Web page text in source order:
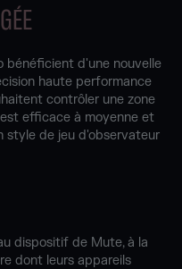
bénéficient d'une nouvelle
haute performance
contrôler une zone
efficace à moyenne et
style de jeu d'observateur
dispositif de Mute, à la
dont leurs appareils